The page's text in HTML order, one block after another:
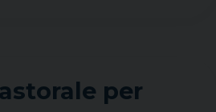
per